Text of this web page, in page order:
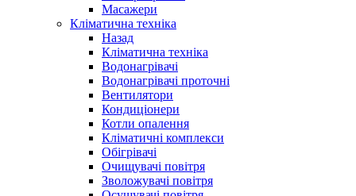
Масажери
Кліматична техніка
Назад
Кліматична техніка
Водонагрівачі
Водонагрівачі проточні
Вентилятори
Кондиціонери
Котли опалення
Кліматичні комплекси
Обігрівачі
Очищувачі повітря
Зволожувачі повітря